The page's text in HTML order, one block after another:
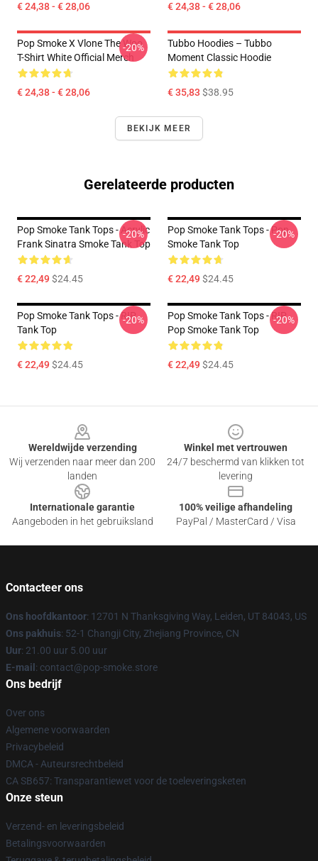
€ 24,38 - € 28,06 € 24,38 - € 28,06
Pop Smoke X Vlone The Woo
T-Shirt White Official Merch
€ 24,38 - € 28,06
-20%
Tubbo Hoodies – Tubbo
Moment Classic Hoodie
€ 35,83 $38.95
BEKIJK MEER
Gerelateerde producten
Pop Smoke Tank Tops - Acrylic
Frank Sinatra Smoke Tank Top
€ 22,49$24.45
-20%
Pop Smoke Tank Tops - Pop
Smoke Tank Top
€ 22,49$24.45
-20%
Pop Smoke Tank Tops - RIP
Tank Top
€ 22,49$24.45
-20%
Pop Smoke Tank Tops - RIP
Pop Smoke Tank Top
€ 22,49$24.45
-20%
Wereldwijde verzending
Wij verzenden naar meer dan 200
landen
Winkel met vertrouwen
24/7 beschermd van klikken tot
levering
Internationale garantie
Aangeboden in het gebruiksland
100% veilige afhandeling
PayPal / MasterCard / Visa
Contacteer ons
Ons hoofdkantoor: 12701 N Thanksgiving Way, Leiden, UT 84043, US
Ons pakhuis: 52-1 Changji City, Zhejiang Province, CN
Uur: 21.00 uur 5.00 uur
E-mail : contact@pop-smoke.store
Ons bedrijf
Over ons
Algemene voorwaarden
Privacybeleid
DMCA - Auteursrechtbeleid
CA SB657: Transparantiewet voor de toeleveringsketen
Onze steun
Verzend- en leveringsbeleid
Betalingsvoorwaarden